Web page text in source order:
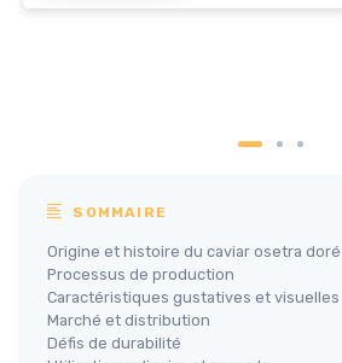
SOMMAIRE
Origine et histoire du caviar osetra doré
Processus de production
Caractéristiques gustatives et visuelles
Marché et distribution
Défis de durabilité